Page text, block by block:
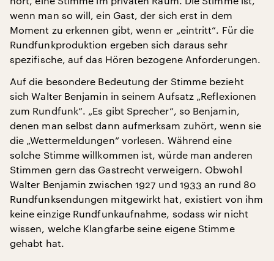
wenn man so will, ein Gast, der sich erst in dem
Moment zu erkennen gibt, wenn er „eintritt“. Für die
Rundfunkproduktion ergeben sich daraus sehr
spezifische, auf das Hören bezogene Anforderungen.
Auf die besondere Bedeutung der Stimme bezieht
sich Walter Benjamin in seinem Aufsatz „Reflexionen
zum Rundfunk“. „Es gibt Sprecher“, so Benjamin,
denen man selbst dann aufmerksam zuhört, wenn sie
die „Wettermeldungen“ vorlesen. Während eine
solche Stimme willkommen ist, würde man anderen
Stimmen gern das Gastrecht verweigern. Obwohl
Walter Benjamin zwischen 1927 und 1933 an rund 80
Rundfunksendungen mitgewirkt hat, existiert von ihm
keine einzige Rundfunkaufnahme, sodass wir nicht
wissen, welche Klangfarbe seine eigene Stimme
gehabt hat.